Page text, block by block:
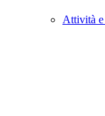
Attività